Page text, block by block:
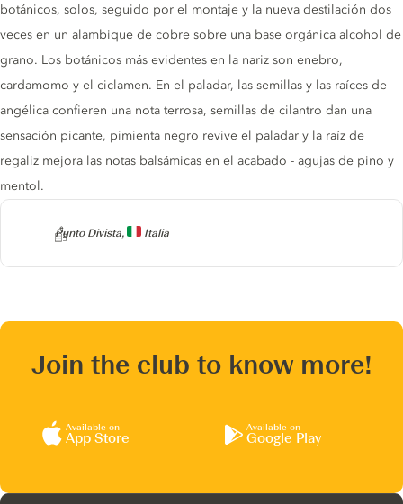
Producer
Punto Divista, Italia
botánicos, solos, seguido por el montaje y la nueva destilación dos
veces en un alambique de cobre sobre una base orgánica alcohol de
grano. Los botánicos más evidentes en la nariz son enebro,
cardamomo y el ciclamen. En el paladar, las semillas y las raíces de
angélica confieren una nota terrosa, semillas de cilantro dan una
sensación picante, pimienta negro revive el paladar y la raíz de
regaliz mejora las notas balsámicas en el acabado - agujas de pino y
mentol.
Join the club to know more!
Available on
App Store
Available on
Google Play